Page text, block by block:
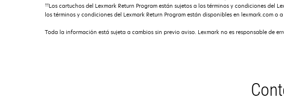
††Los cartuchos del Lexmark Return Program están sujetos a los términos y condiciones del
los términos y condiciones del Lexmark Return Program están disponibles en lexmark.com o
Toda la información está sujeta a cambios sin previo aviso. Lexmark no es responsable de